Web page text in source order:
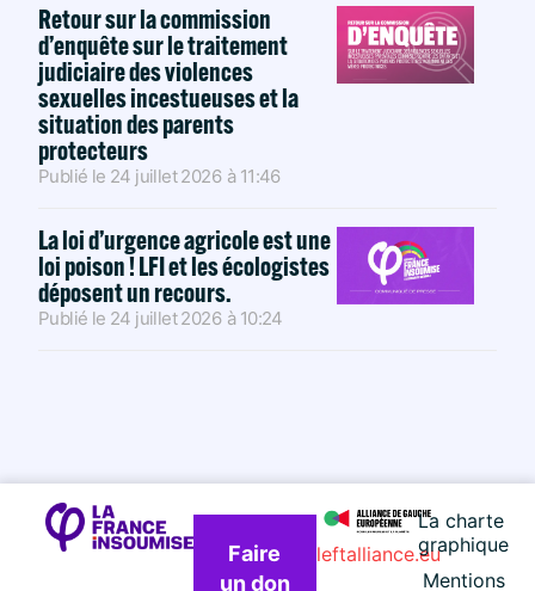
Retour sur la commission
d’enquête sur le traitement
judiciaire des violences
sexuelles incestueuses et la
situation des parents
protecteurs
Publié le 24 juillet 2026 à 11:46
La loi d’urgence agricole est une
loi poison ! LFI et les écologistes
déposent un recours.
Publié le 24 juillet 2026 à 10:24
Faire
un don
La charte
graphique
Mentions
leftalliance.eu